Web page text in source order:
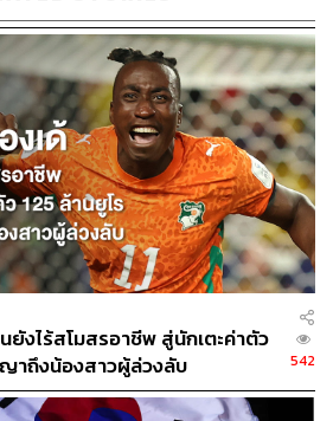
1 เซต แม้ในแมตช์นี้เขาจะพยายาม
แต่โคโบลลี ก็ยังนิ่งพอที่จะเอาชนะ
การแข่งขันไปถึงเซตตัดสิน
ลีจะมีโมเมนตัมจากการชนะเซตสี่
กษามาตรฐานเดิมได้ เขาพลาดลูกโอ
ชหลายครั้งและตัดสินใจเลือกช็อตผิด
นขณะที่ซเวเรฟแม้ร่างกายจะดูอ่อน
เอาชนะไปได้อย่างขาดลอย 6-1 ใน
านจุดชี้เป็นชี้ตายในเซตที่ 5 ของแก
อนของซาช่า ทำให้เขารับมือกับ
ท้าย แม้ว่าสภาพร่างกายจะเริ่ม
ยังไร้สโมสรอาชีพ สู่นักเตะค่าตัว
าถึงน้องสาวผู้ล่วงลับ
542